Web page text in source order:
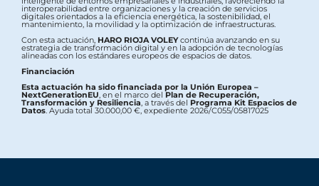
interoperabilidad entre organizaciones y la creación de servicios
digitales orientados a la eficiencia energética, la sostenibilidad, el
mantenimiento, la movilidad y la optimización de infraestructuras.
Con esta actuación, HARO RIOJA VOLEYcontinúa avanzando en su
estrategia de transformación digital y en la adopción de tecnologías
alineadas con los estándares europeos de espacios de datos.
Financiación
Esta actuación ha sido financiada por la Unión Europea –
NextGenerationEU, en el marco del Plan de Recuperación,
Transformación y Resiliencia, a través del Programa Kit Espacios de
Datos. Ayuda total 30.000,00 €, expediente 2026/C055/05817025